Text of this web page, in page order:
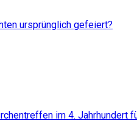
ursprünglich gefeiert?
im 4. Jahrhundert